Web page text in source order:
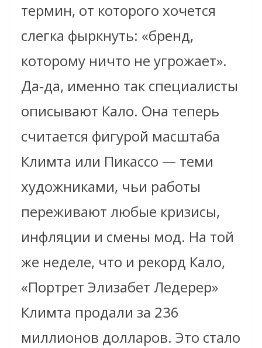
термин, от которого хочется
слегка фыркнуть: «бренд,
которому ничто не угрожает».
Да‑да, именно так специалисты
описывают Кало. Она теперь
считается фигурой масштаба
Климта или Пикассо — теми
художниками, чьи работы
переживают любые кризисы,
инфляции и смены мод. На той
же неделе, что и рекорд Кало,
«Портрет Элизабет Ледерер»
Климта продали за 236
миллионов долларов. Это стало